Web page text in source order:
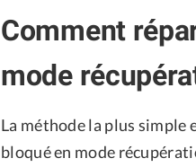
Comment
mode
La méthode la plus
bloqué en mode